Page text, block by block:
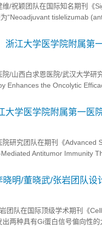
/祝颖团队在国际知名期刊《
“Neoadjuvant tislelizumab
浙江大学医学院附属第
/山西白求恩医院/武汉大学研
Enhances the Oncolytic
大学医学院附属第一医
研究团队在期刊《Advanced
Antitumor Immunity
明/董晓武/张岩团队
团队在国际顶级学术期刊《
出两种具有Gi蛋白信号偏向性